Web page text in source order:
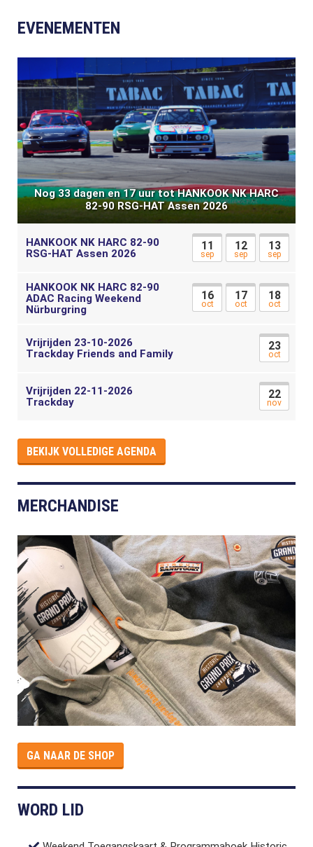
EVENEMENTEN
Nog 33 dagen en 17 uur tot HANKOOK NK HARC
82-90 RSG-HAT Assen 2026
HANKOOK NK HARC 82-90
RSG-HAT Assen 2026
11
sep
12
sep
13
sep
HANKOOK NK HARC 82-90
ADAC Racing Weekend
Nürburgring
16
oct
17
oct
18
oct
Vrijrijden 23-10-2026
Trackday Friends and Family
23
oct
Vrijrijden 22-11-2026
Trackday
22
nov
BEKIJK VOLLEDIGE AGENDA
MERCHANDISE
GA NAAR DE SHOP
WORD LID